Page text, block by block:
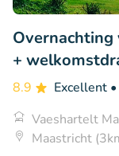
+
8.9 Excellent
Vaeshartelt
Maastricht